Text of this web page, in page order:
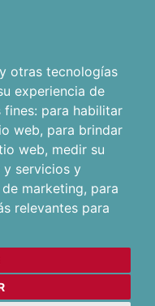
otras tecnologías
experiencia de
fines: para habilitar
web, para brindar
web, medir su
y servicios y
marketing, para
relevantes para